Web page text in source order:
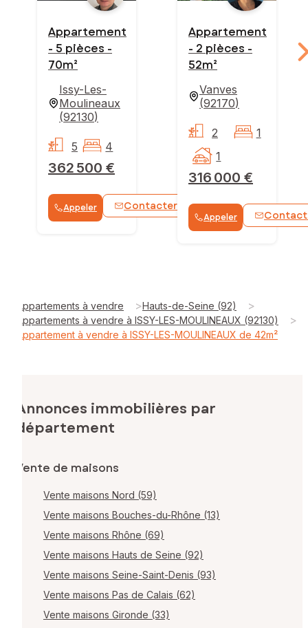
Appartement
- 5 pièces -
70m²
Issy-Les-
Moulineaux
(92130)
362 500 €
5 4
Appeler Contacter WhatsApp
Appartement
- 2 pièces -
52m²
Vanves
(92170)
316 000 €
2
1
1
Appeler
Appartements à vendre >Hauts-de-Seine (92) >
Appartements à vendre à ISSY-LES-MOULINEAUX (92130) >
Appartement à vendre à ISSY-LES-MOULINEAUX de 42m²
Annonces immobilières par
département
Vente de maisons
Vente maisons Nord (59)
Vente maisons Bouches-du-Rhône (13)
Vente maisons Rhône (69)
Vente maisons Hauts de Seine (92)
Vente maisons Seine-Saint-Denis (93)
Vente maisons Pas de Calais (62)
Vente maisons Gironde (33)